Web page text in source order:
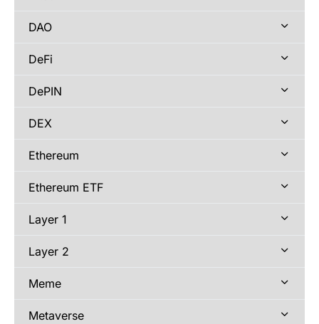
DAO
DeFi
DePIN
DEX
Ethereum
Ethereum ETF
Layer 1
Layer 2
Meme
Metaverse